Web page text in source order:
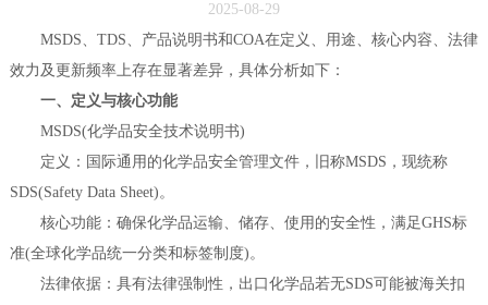
2025-08-29
MSDS、TDS、产品说明书和COA在定义、用途、核心内容、法律
效力及更新频率上存在显著差异，具体分析如下：
一、定义与核心功能
MSDS(化学品安全技术说明书)
定义：国际通用的化学品安全管理文件，旧称MSDS，现统称
SDS(Safety Data Sheet)。
核心功能：确保化学品运输、储存、使用的安全性，满足GHS标
准(全球化学品统一分类和标签制度)。
法律依据：具有法律强制性，出口化学品若无SDS可能被海关扣